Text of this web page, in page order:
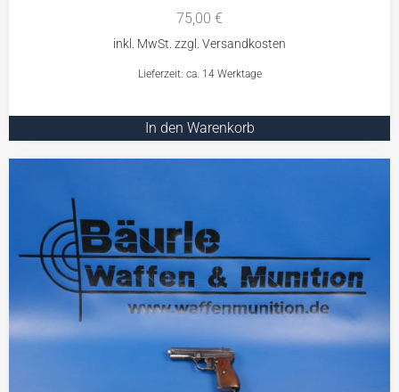
75,00 €
Lieferzeit: ca. 14 Werktage
In den Warenkorb